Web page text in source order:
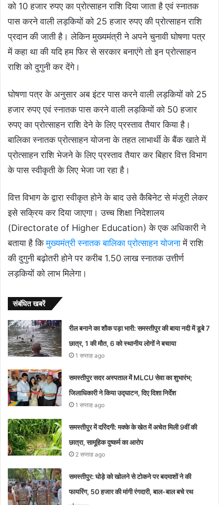
को 10 हजार रुपए का प्रोत्साहन राशि दिया जाता है एवं स्नातक
पास करने वाली लड़कियों को 25 हजार रुपए की प्रोत्साहन राशि
प्रदान की जाती है। लेकिन मुख्यमंत्री ने अपने चुनावी घोषणा पत्र
में कहा था की यदि हम फिर से सरकार बनाएंगे तो इन प्रोत्साहन
राशि को दुगुनी कर देंगे।
घोषणा पत्र के अनुसार अब इंटर पास करने वाली लड़कियों को 25
हजार रुपए एवं स्नातक पास करने वाली लड़कियों को 50 हजार
रुपए का प्रोत्साहन राशि देने के लिए प्रस्ताव तैयार किया है।
बालिका स्नातक प्रोत्साहन योजना के तहत लाभार्थी के बैंक खाते में
प्रोत्साहन राशि भेजने के लिए प्रस्ताव तैयार कर बिहार वित्त विभाग
के पास स्वीकृती के लिए भेजा जा रहा है।
वित्त विभाग के द्वारा स्वीकृत होने के बाद उसे कैबिनेट से मंजूरी लेकर
इसे सक्रिय कर दिया जाएगा। उच्च शिक्षा निदेशालय
(Directorate of Higher Education) के एक अधिकारी ने
बताया है किमुख्यमंत्री स्नातक बालिका प्रोत्साहन योजनामें राशि
की दुगुनी बढ़ोतरी होने पर करीब 1.50 लाख स्नातक उत्तीर्ण
लड़कियों को लाभ मिलेगा।
संबंधित खबरें
रील बनाने का शौक पड़ा भारी: समस्तीपुर की बाया नदी में डूबे 7
छात्र, 1 की मौत, 6 को स्थानीय लोगों ने बचाया
1 सप्ताह ago
समस्तीपुर सदर अस्पताल में MLCU सेवा का शुभारंभ;
जिलाधिकारी ने किया उद्घाटन, दिए दिशा निर्देश
1 सप्ताह ago
समस्तीपुर में दरिंदगी: मक्के के खेत में अचेत मिली 9वीं की
छात्रा, सामूहिक दुष्कर्म का आरोप
2 सप्ताह ago
समस्तीपुर: घोड़े को खोलने से टोकने पर बदमाशों ने की
फायरिंग, 50 हजार की मांगी रंगदारी, बाल-बाल बचे रथ